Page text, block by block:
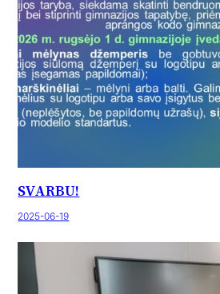
SVARBU!
2025-06-19